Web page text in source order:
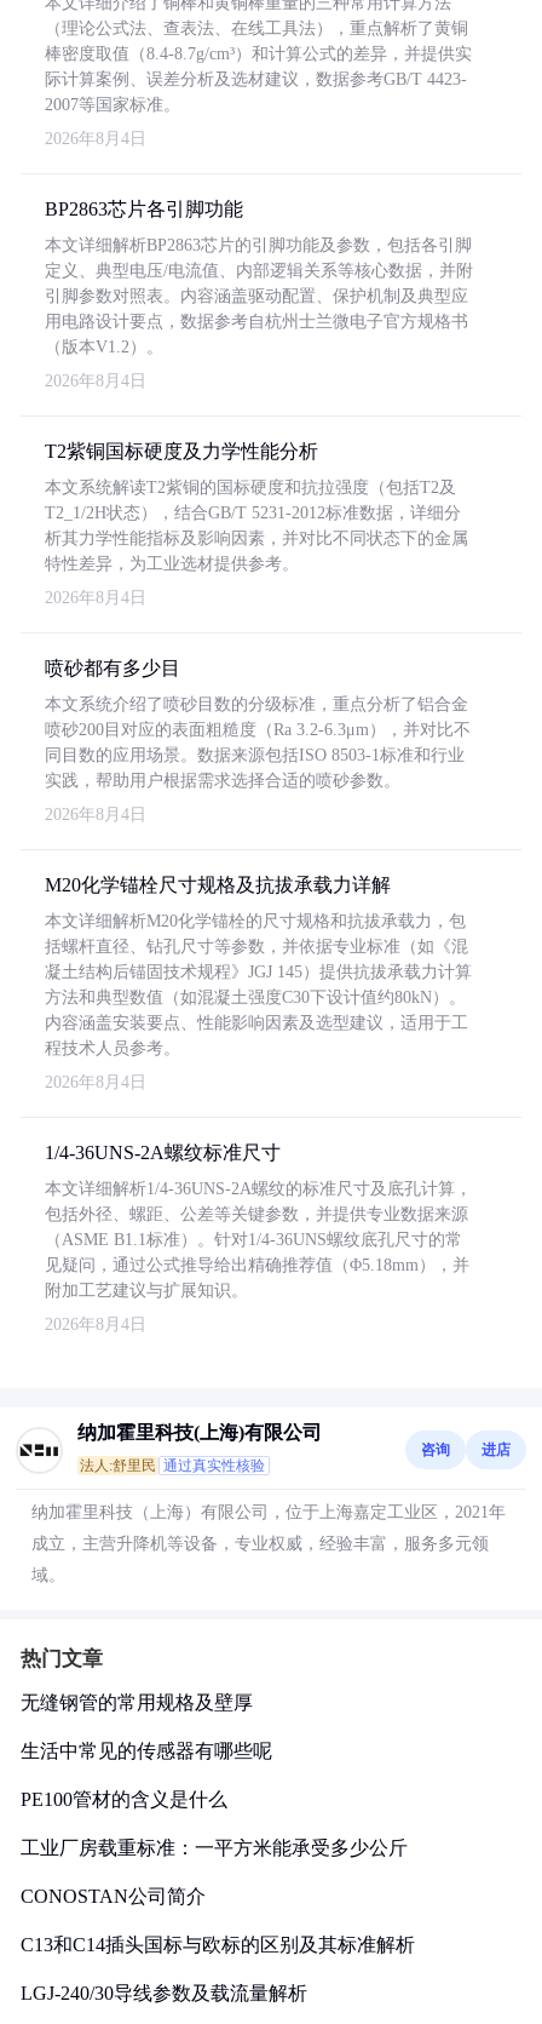
（理论公式法、查表法、在线工具法），重点解析了黄铜
棒密度取值（8.4-8.7g/cm³）和计算公式的差异，并提供实
际计算案例、误差分析及选材建议，数据参考GB/T 4423-
2007等国家标准。
2026年8月4日
BP2863芯片各引脚功能
本文详细解析BP2863芯片的引脚功能及参数，包括各引脚
定义、典型电压/电流值、内部逻辑关系等核心数据，并附
引脚参数对照表。内容涵盖驱动配置、保护机制及典型应
用电路设计要点，数据参考自杭州士兰微电子官方规格书
（版本V1.2）。
2026年8月4日
T2紫铜国标硬度及力学性能分析
本文系统解读T2紫铜的国标硬度和抗拉强度（包括T2及
T2_1/2H状态），结合GB/T 5231-2012标准数据，详细分
析其力学性能指标及影响因素，并对比不同状态下的金属
特性差异，为工业选材提供参考。
2026年8月4日
喷砂都有多少目
本文系统介绍了喷砂目数的分级标准，重点分析了铝合金
喷砂200目对应的表面粗糙度（Ra 3.2-6.3μm），并对比不
同目数的应用场景。数据来源包括ISO 8503-1标准和行业
实践，帮助用户根据需求选择合适的喷砂参数。
2026年8月4日
M20化学锚栓尺寸规格及抗拔承载力详解
本文详细解析M20化学锚栓的尺寸规格和抗拔承载力，包
括螺杆直径、钻孔尺寸等参数，并依据专业标准（如《混
凝土结构后锚固技术规程》JGJ 145）提供抗拔承载力计算
方法和典型数值（如混凝土强度C30下设计值约80kN）。
内容涵盖安装要点、性能影响因素及选型建议，适用于工
程技术人员参考。
2026年8月4日
1/4-36UNS-2A螺纹标准尺寸
本文详细解析1/4-36UNS-2A螺纹的标准尺寸及底孔计算，
包括外径、螺距、公差等关键参数，并提供专业数据来源
（ASME B1.1标准）。针对1/4-36UNS螺纹底孔尺寸的常
见疑问，通过公式推导给出精确推荐值（Φ5.18mm），并
附加工艺建议与扩展知识。
2026年8月4日
纳加霍里科技(上海)有限公司
法人:舒里民 通过真实性核验
咨询 进店
纳加霍里科技（上海）有限公司，位于上海嘉定工业区，2021年
成立，主营升降机等设备，专业权威，经验丰富，服务多元领
域。
热门文章
无缝钢管的常用规格及壁厚
生活中常见的传感器有哪些呢
PE100管材的含义是什么
工业厂房载重标准：一平方米能承受多少公斤
CONOSTAN公司简介
C13和C14插头国标与欧标的区别及其标准解析
LGJ-240/30导线参数及载流量解析